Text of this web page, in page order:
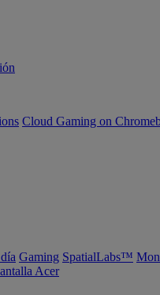
Cloud Gaming on
Gaming SpatialLabs™
Acer